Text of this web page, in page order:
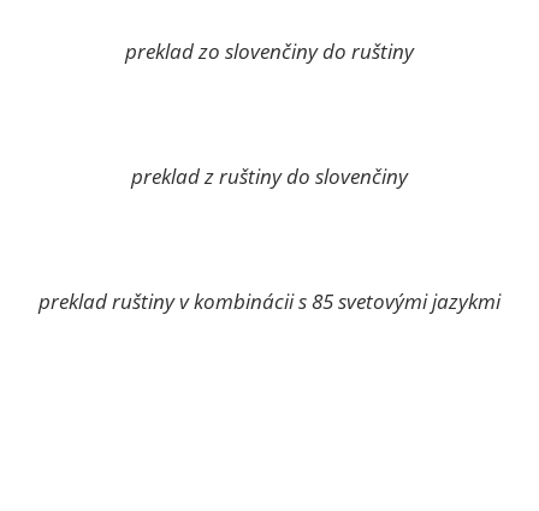
preklad zo slovenčiny do ruštiny
preklad z ruštiny do slovenčiny
preklad ruštiny v kombinácii s 85 svetovými jazykmi